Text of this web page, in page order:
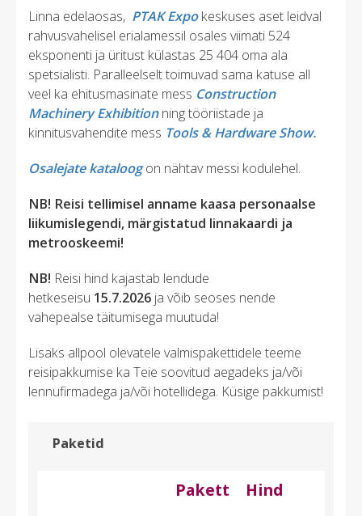
Linna edelaosas, PTAK Expokeskuses aset leidval
rahvusvahelisel erialamessil osales viimati 524
eksponenti ja üritust külastas 25 404 oma ala
spetsialisti. Paralleelselt toimuvad sama katuse all
veel ka ehitusmasinate mess Construction
Machinery Exhibitionning tööriistade ja
kinnitusvahendite mess Tools & Hardware Show.
Osalejate kataloogon nähtav messi kodulehel.
NB! Reisi tellimisel anname kaasa personaalse
liikumislegendi, märgistatud linnakaardi ja
metrooskeemi!
NB! Reisi hind kajastab lendude
hetkeseisu 15.7.2026 ja võib seoses nende
vahepealse täitumisega muutuda!
Lisaks allpool olevatele valmispakettidele teeme
reisipakkumise ka Teie soovitud aegadeks ja/või
lennufirmadega ja/või hotellidega. Küsige pakkumist!
Paketid
Pakett
Hind